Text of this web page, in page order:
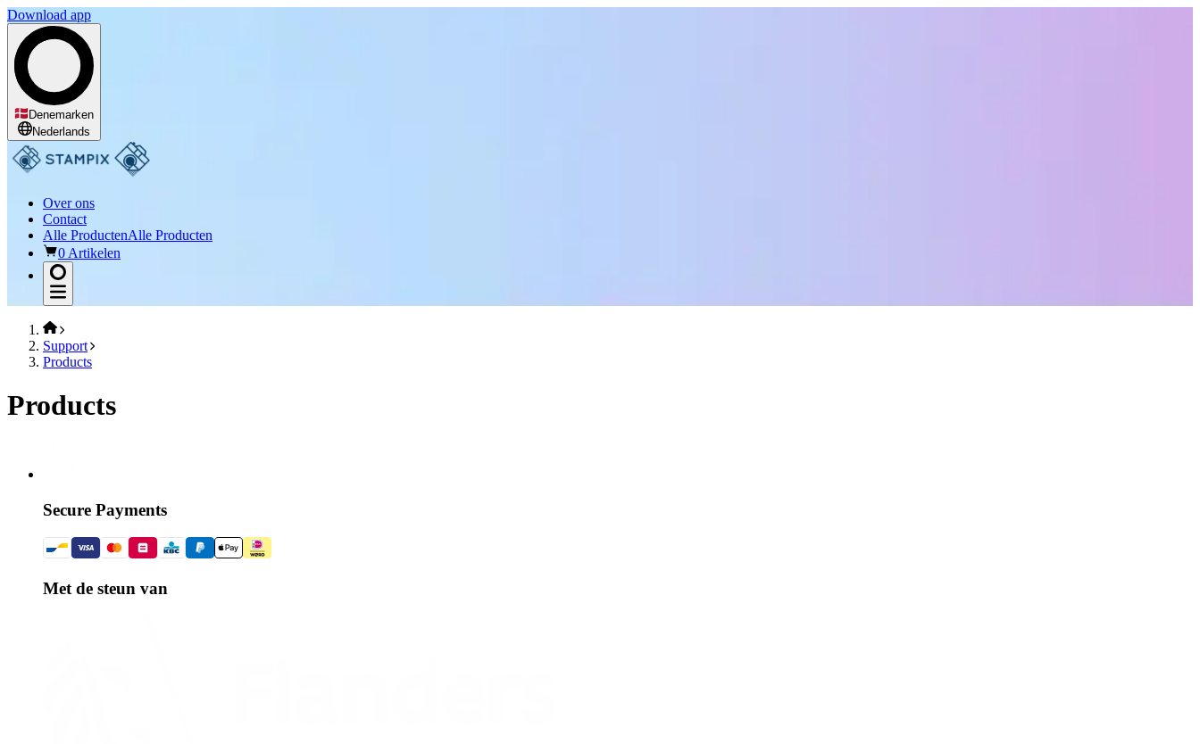
Download app
Denemarken
Nederlands
Over ons
Contact
Alle ProductenAlle Producten
0 Artikelen
Support
Products
Products
Secure Payments
Met de steun van